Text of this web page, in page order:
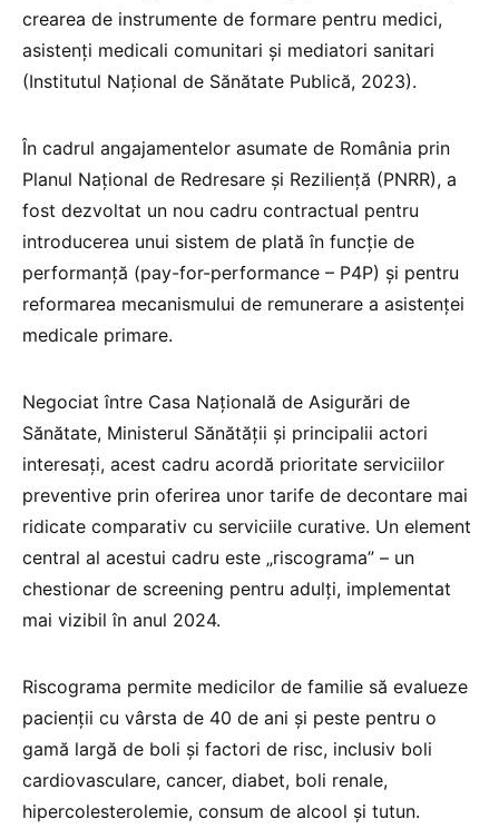
crearea de instrumente de formare pentru medici,
asistenți medicali comunitari și mediatori sanitari
(Institutul Național de Sănătate Publică, 2023).
În cadrul angajamentelor asumate de România prin
Planul Național de Redresare și Reziliență (PNRR), a
fost dezvoltat un nou cadru contractual pentru
introducerea unui sistem de plată în funcție de
performanță (pay-for-performance – P4P) și pentru
reformarea mecanismului de remunerare a asistenței
medicale primare.
Negociat între Casa Națională de Asigurări de
Sănătate, Ministerul Sănătății și principalii actori
interesați, acest cadru acordă prioritate serviciilor
preventive prin oferirea unor tarife de decontare mai
ridicate comparativ cu serviciile curative. Un element
central al acestui cadru este „riscograma” – un
chestionar de screening pentru adulți, implementat
mai vizibil în anul 2024.
Riscograma permite medicilor de familie să evalueze
pacienții cu vârsta de 40 de ani și peste pentru o
gamă largă de boli și factori de risc, inclusiv boli
cardiovasculare, cancer, diabet, boli renale,
hipercolesterolemie, consum de alcool și tutun.